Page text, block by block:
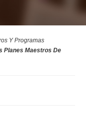
Y Programas
Planes Maestros De